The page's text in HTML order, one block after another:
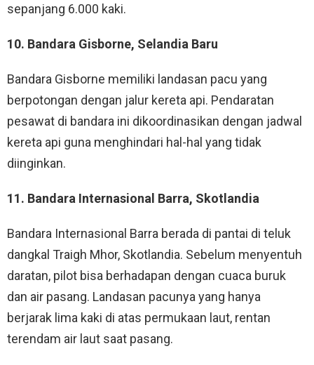
sepanjang 6.000 kaki.
10. Bandara Gisborne, Selandia Baru
Bandara Gisborne memiliki landasan pacu yang
berpotongan dengan jalur kereta api. Pendaratan
pesawat di bandara ini dikoordinasikan dengan jadwal
kereta api guna menghindari hal-hal yang tidak
diinginkan.
11. Bandara Internasional Barra, Skotlandia
Bandara Internasional Barra berada di pantai di teluk
dangkal Traigh Mhor, Skotlandia. Sebelum menyentuh
daratan, pilot bisa berhadapan dengan cuaca buruk
dan air pasang. Landasan pacunya yang hanya
berjarak lima kaki di atas permukaan laut, rentan
terendam air laut saat pasang.